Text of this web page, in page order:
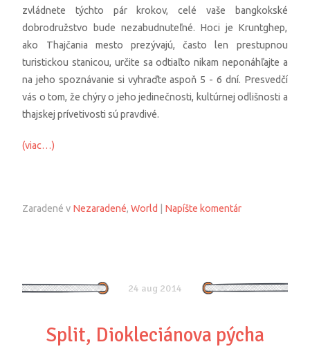
zvládnete týchto pár krokov, celé vaše bangkokské
dobrodružstvo bude nezabudnuteľné. Hoci je Kruntghep,
ako Thajčania mesto prezývajú, často len prestupnou
turistickou stanicou, určite sa odtiaľto nikam neponáhľajte a
na jeho spoznávanie si vyhraďte aspoň 5 - 6 dní. Presvedčí
vás o tom, že chýry o jeho jedinečnosti, kultúrnej odlišnosti a
thajskej prívetivosti sú pravdivé.
(viac…)
Zaradené v Nezaradené,World Napíšte komentár
24 aug 2014
Split, Diokleciánova pýcha